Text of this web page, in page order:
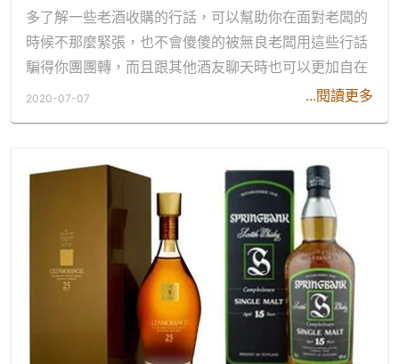
多了解一些老酒收購的行話，可以幫助你在面對老闆的
時候不那麼緊張，也不會傻傻的被無良老闆用這些行話
騙得你團團轉，而且跟其他酒友聊天時也可以更加自在
...閱讀更多
2020-07-07